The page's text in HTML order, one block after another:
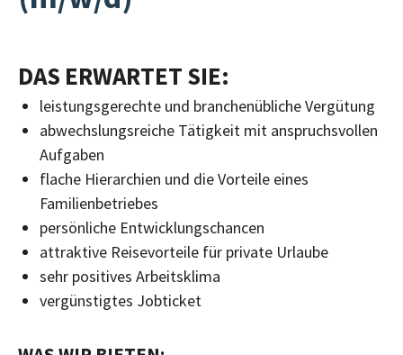
DAS ERWARTET SIE:
leistungsgerechte und branchenübliche Vergütung
abwechslungsreiche Tätigkeit mit anspruchsvollen
Aufgaben
flache Hierarchien und die Vorteile eines
Familienbetriebes
persönliche Entwicklungschancen
attraktive Reisevorteile für private Urlaube
sehr positives Arbeitsklima
vergünstigtes Jobticket